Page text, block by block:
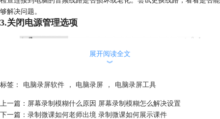
够解决问题。
3.关闭电源管理选项
展开阅读全文
︾
标签： 电脑录屏软件 ， 电脑录屏 ， 电脑录屏工具
上一篇： 屏幕录制模糊什么原因 屏幕录制模糊怎么解决设置
下一篇： 录制微课如何老师出境 录制微课如何展示课件